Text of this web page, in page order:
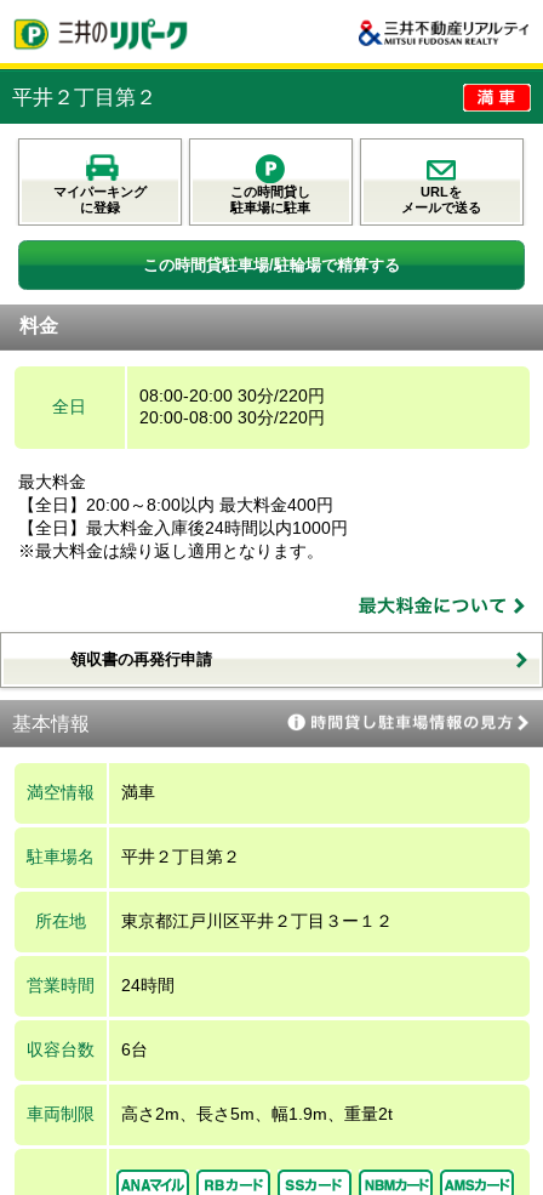
平井２丁目第２
マイパーキング
に登録
この時間貸し
駐車場に駐車
URLを
メールで送る
この時間貸駐車場/駐輪場で精算する
料金
全日
08:00-20:00 30分/220円
20:00-08:00 30分/220円
最大料金
【全日】20:00～8:00以内 最大料金400円
【全日】最大料金入庫後24時間以内1000円
※最大料金は繰り返し適用となります。
領収書の再発行申請
基本情報
満空情報 満車
駐車場名 平井２丁目第２
所在地 東京都江戸川区平井２丁目３ー１２
営業時間 24時間
収容台数 6台
車両制限 高さ2m、長さ5m、幅1.9m、重量2t